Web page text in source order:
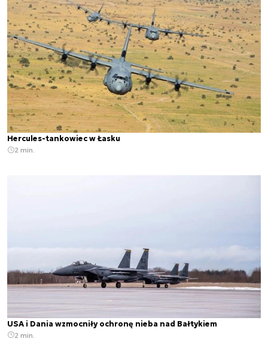
Hercules-tankowiec w Łasku
2 min.
USA i Dania wzmocniły ochronę nieba nad Bałtykiem
2 min.